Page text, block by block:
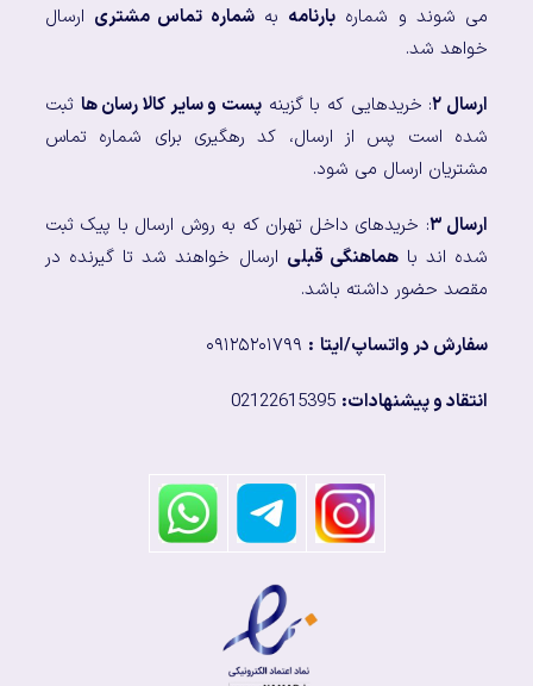
می شوند و شماره بارنامه بهشماره تماس مشتری ارسال
خواهد شد.
ارسال ۲ : خریدهایی که با گزینه پست و سایر کالا رسان ها ثبت
شده است پس از ارسال، کد رهگیری برای شماره تماس
مشتریان ارسال می شود.
ارسال ۳
: خریدهای داخل تهران که به روش ارسال با پیک ثبت
شده اند باهماهنگی قبلی ارسال خواهند شد تا گیرنده در
مقصد حضور داشته باشد.
سفارش در واتساپ/ایتا :
انتقاد و پیشنهادات: